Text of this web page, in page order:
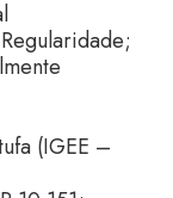
(IGEE –